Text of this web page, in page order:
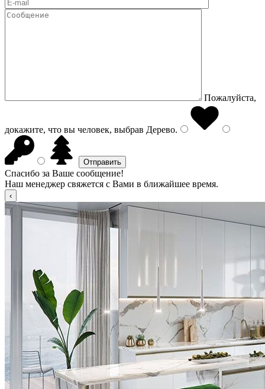
Пожалуйста,
докажите, что вы человек, выбрав Дерево.
Спасибо за Ваше сообщение!
Наш менеджер свяжется с Вами в ближайшее время.